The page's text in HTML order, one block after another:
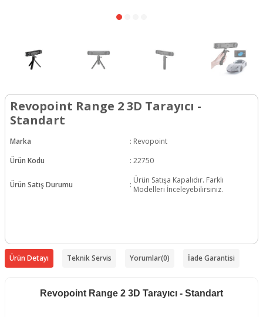
Revopoint Range 2 3D Tarayıcı -
Standart
Marka : Revopoint
Ürün Kodu
: 22750
Ürün Satış Durumu : Ürün Satışa Kapalıdır. Farklı
Modelleri İnceleyebilirsiniz.
Ürün Detayı Teknik Servis Yorumlar(0) İade Garantisi
Revopoint Range 2 3D Tarayıcı - Standart